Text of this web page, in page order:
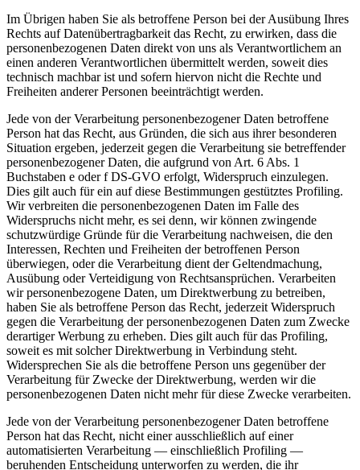
Im Übrigen haben Sie als betroffene Person bei der Ausübung Ihres
Rechts auf Datenübertragbarkeit das Recht, zu erwirken, dass die
personenbezogenen Daten direkt von uns als Verantwortlichem an
einen anderen Verantwortlichen übermittelt werden, soweit dies
technisch machbar ist und sofern hiervon nicht die Rechte und
Freiheiten anderer Personen beeinträchtigt werden.
Jede von der Verarbeitung personenbezogener Daten betroffene
Person hat das Recht, aus Gründen, die sich aus ihrer besonderen
Situation ergeben, jederzeit gegen die Verarbeitung sie betreffender
personenbezogener Daten, die aufgrund von Art. 6 Abs. 1
Buchstaben e oder f DS-GVO erfolgt, Widerspruch einzulegen.
Dies gilt auch für ein auf diese Bestimmungen gestütztes Profiling.
Wir verbreiten die personenbezogenen Daten im Falle des
Widerspruchs nicht mehr, es sei denn, wir können zwingende
schutzwürdige Gründe für die Verarbeitung nachweisen, die den
Interessen, Rechten und Freiheiten der betroffenen Person
überwiegen, oder die Verarbeitung dient der Geltendmachung,
Ausübung oder Verteidigung von Rechtsansprüchen. Verarbeiten
wir personenbezogene Daten, um Direktwerbung zu betreiben,
haben Sie als betroffene Person das Recht, jederzeit Widerspruch
gegen die Verarbeitung der personenbezogenen Daten zum Zwecke
derartiger Werbung zu erheben. Dies gilt auch für das Profiling,
soweit es mit solcher Direktwerbung in Verbindung steht.
Widersprechen Sie als die betroffene Person uns gegenüber der
Verarbeitung für Zwecke der Direktwerbung, werden wir die
personenbezogenen Daten nicht mehr für diese Zwecke verarbeiten.
Jede von der Verarbeitung personenbezogener Daten betroffene
Person hat das Recht, nicht einer ausschließlich auf einer
automatisierten Verarbeitung — einschließlich Profiling —
beruhenden Entscheidung unterworfen zu werden, die ihr